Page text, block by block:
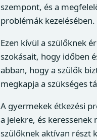
szempont, és a
problémák kezelésében.
Ezen kívül a szülőknek
szokásait, hogy időben
abban, hogy a szülők
megkapja a szükséges
A gyermekek étkezési
a jelekre, és keressenek
szülőknek aktívan részt